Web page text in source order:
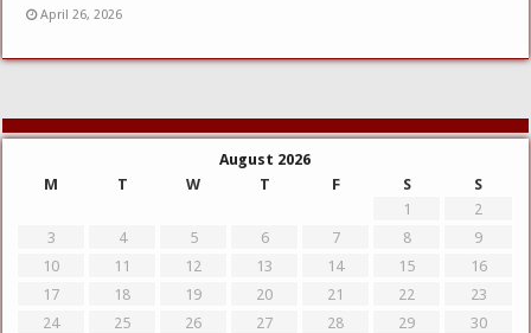
April 26, 2026
August 2026
M
T W T F S
S
1
2
3
4 5 6 7 8
9
10
11 12 13 14 15
16
17
18 19 20 21 22
23
24
25 26 27 28 29
30